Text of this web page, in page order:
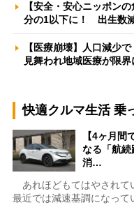
【安全・安心ニッポン
分の1以下に！ 出生数
【医療崩壊】人口減少
見舞われ地域医療が限
快適クルマ生活 乗
【4ヶ月間
なる「航続
消…
あれほどもてはやされて
最近では減速基調になっ